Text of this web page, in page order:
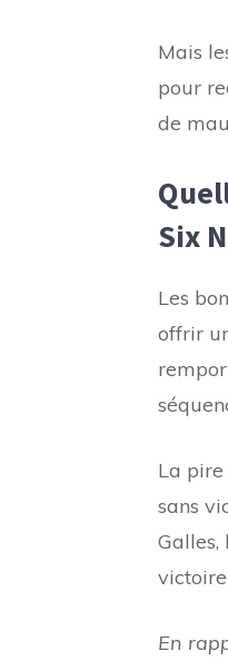
Mais
pour
de
Six
Les
offrir
La
sans
En